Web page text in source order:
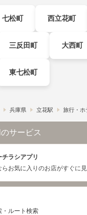
七松町 西立花町
三反田町 大西町
東七松町
兵庫県 立花駅 旅行・ホ
サービス
チラシアプリ
らお気に入りのお店がすぐに見
・ルート検索